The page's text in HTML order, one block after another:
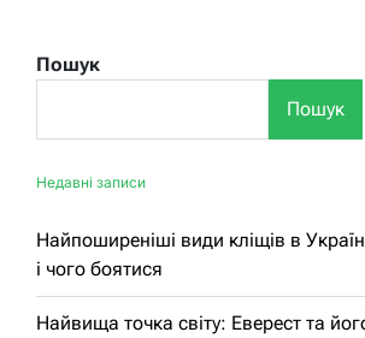
Пошук
Пошук
Недавні записи
Найпоширеніші види кліщів в
і чого боятися
Найвища точка світу: Еверест та